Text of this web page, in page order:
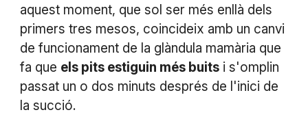
aquest moment, que sol ser més enllà dels
primers tres mesos, coincideix amb un canvi
de funcionament de la glàndula mamària que
fa que els pits estiguin més buitsi s'omplin
passat un o dos minuts després de l'inici de
la succió.